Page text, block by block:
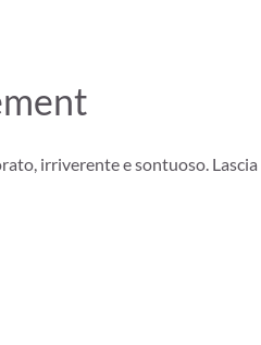
irriverente e sontuoso. Lascia